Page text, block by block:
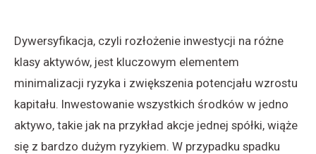
Dywersyfikacja, czyli rozłożenie inwestycji na różne
klasy aktywów, jest kluczowym elementem
minimalizacji ryzyka i zwiększenia potencjału wzrostu
kapitału. Inwestowanie wszystkich środków w jedno
aktywo, takie jak na przykład akcje jednej spółki, wiąże
się z bardzo dużym ryzykiem. W przypadku spadku